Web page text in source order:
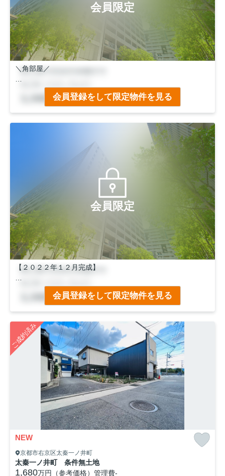
会員限定
＼角部屋／
●京福「常盤」駅徒歩３分！
●ＪＲ「太秦」駅徒歩８分！
会員登録をして限定物件を見る
会員限定
【２０２２年１２月完成】
◆間口ゆったり８ｍ！
◆ＪＲ「太秦」駅徒歩９分
◆京福「常盤」駅徒歩７分
＜嬉しい設備＞
・食器洗乾燥機
・浴室暖房乾燥機
・タンクレストイレ
・全室ペアガラス等
会員登録をして限定物件を見る
ご成約済み
NEW
京都市右京区太秦一ノ井町
太秦一ノ井町 条件無土地
1,680万円（参考価格） 管理費-